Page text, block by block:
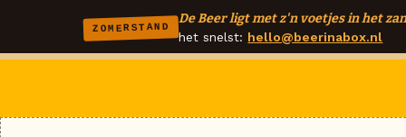
ZOMERSTAND
De Beer ligt met z'n voetjes in het
het snelst: hello@beerinabox.nl